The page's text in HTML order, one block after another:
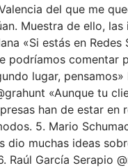
del que me
Muestra de ello, las
«Si estás en Redes
podríamos comentar
lugar,
«Aunque tu
han de estar en
5. Mario
dio muchas ideas
García Serapio